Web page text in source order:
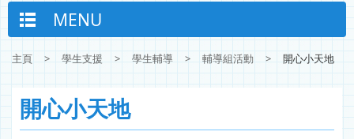
MENU
主頁 > 學生支援 > 學生輔導 > 輔導組活動 > 開心小天地
開心小天地